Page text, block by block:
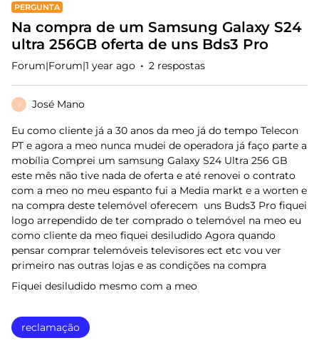
PERGUNTA
Na compra de um Samsung Galaxy S24
ultra 256GB oferta de uns Bds3 Pro
Forum|Forum|1 year ago 2 respostas
J José Mano
Eu como cliente já a 30 anos da meo já do tempo Telecon
PT e agora a meo nunca mudei de operadora já faço parte a
mobília Comprei um samsung Galaxy S24 Ultra 256 GB
este mês não tive nada de oferta e até renovei o contrato
com a meo no meu espanto fui a Media markt e a worten e
na compra deste telemóvel oferecem uns Buds3 Pro fiquei
logo arrependido de ter comprado o telemóvel na meo eu
como cliente da meo fiquei desiludido Agora quando
pensar comprar telemóveis televisores ect etc vou ver
primeiro nas outras lojas e as condições na compra
Fiquei desiludido mesmo com a meo
reclamação